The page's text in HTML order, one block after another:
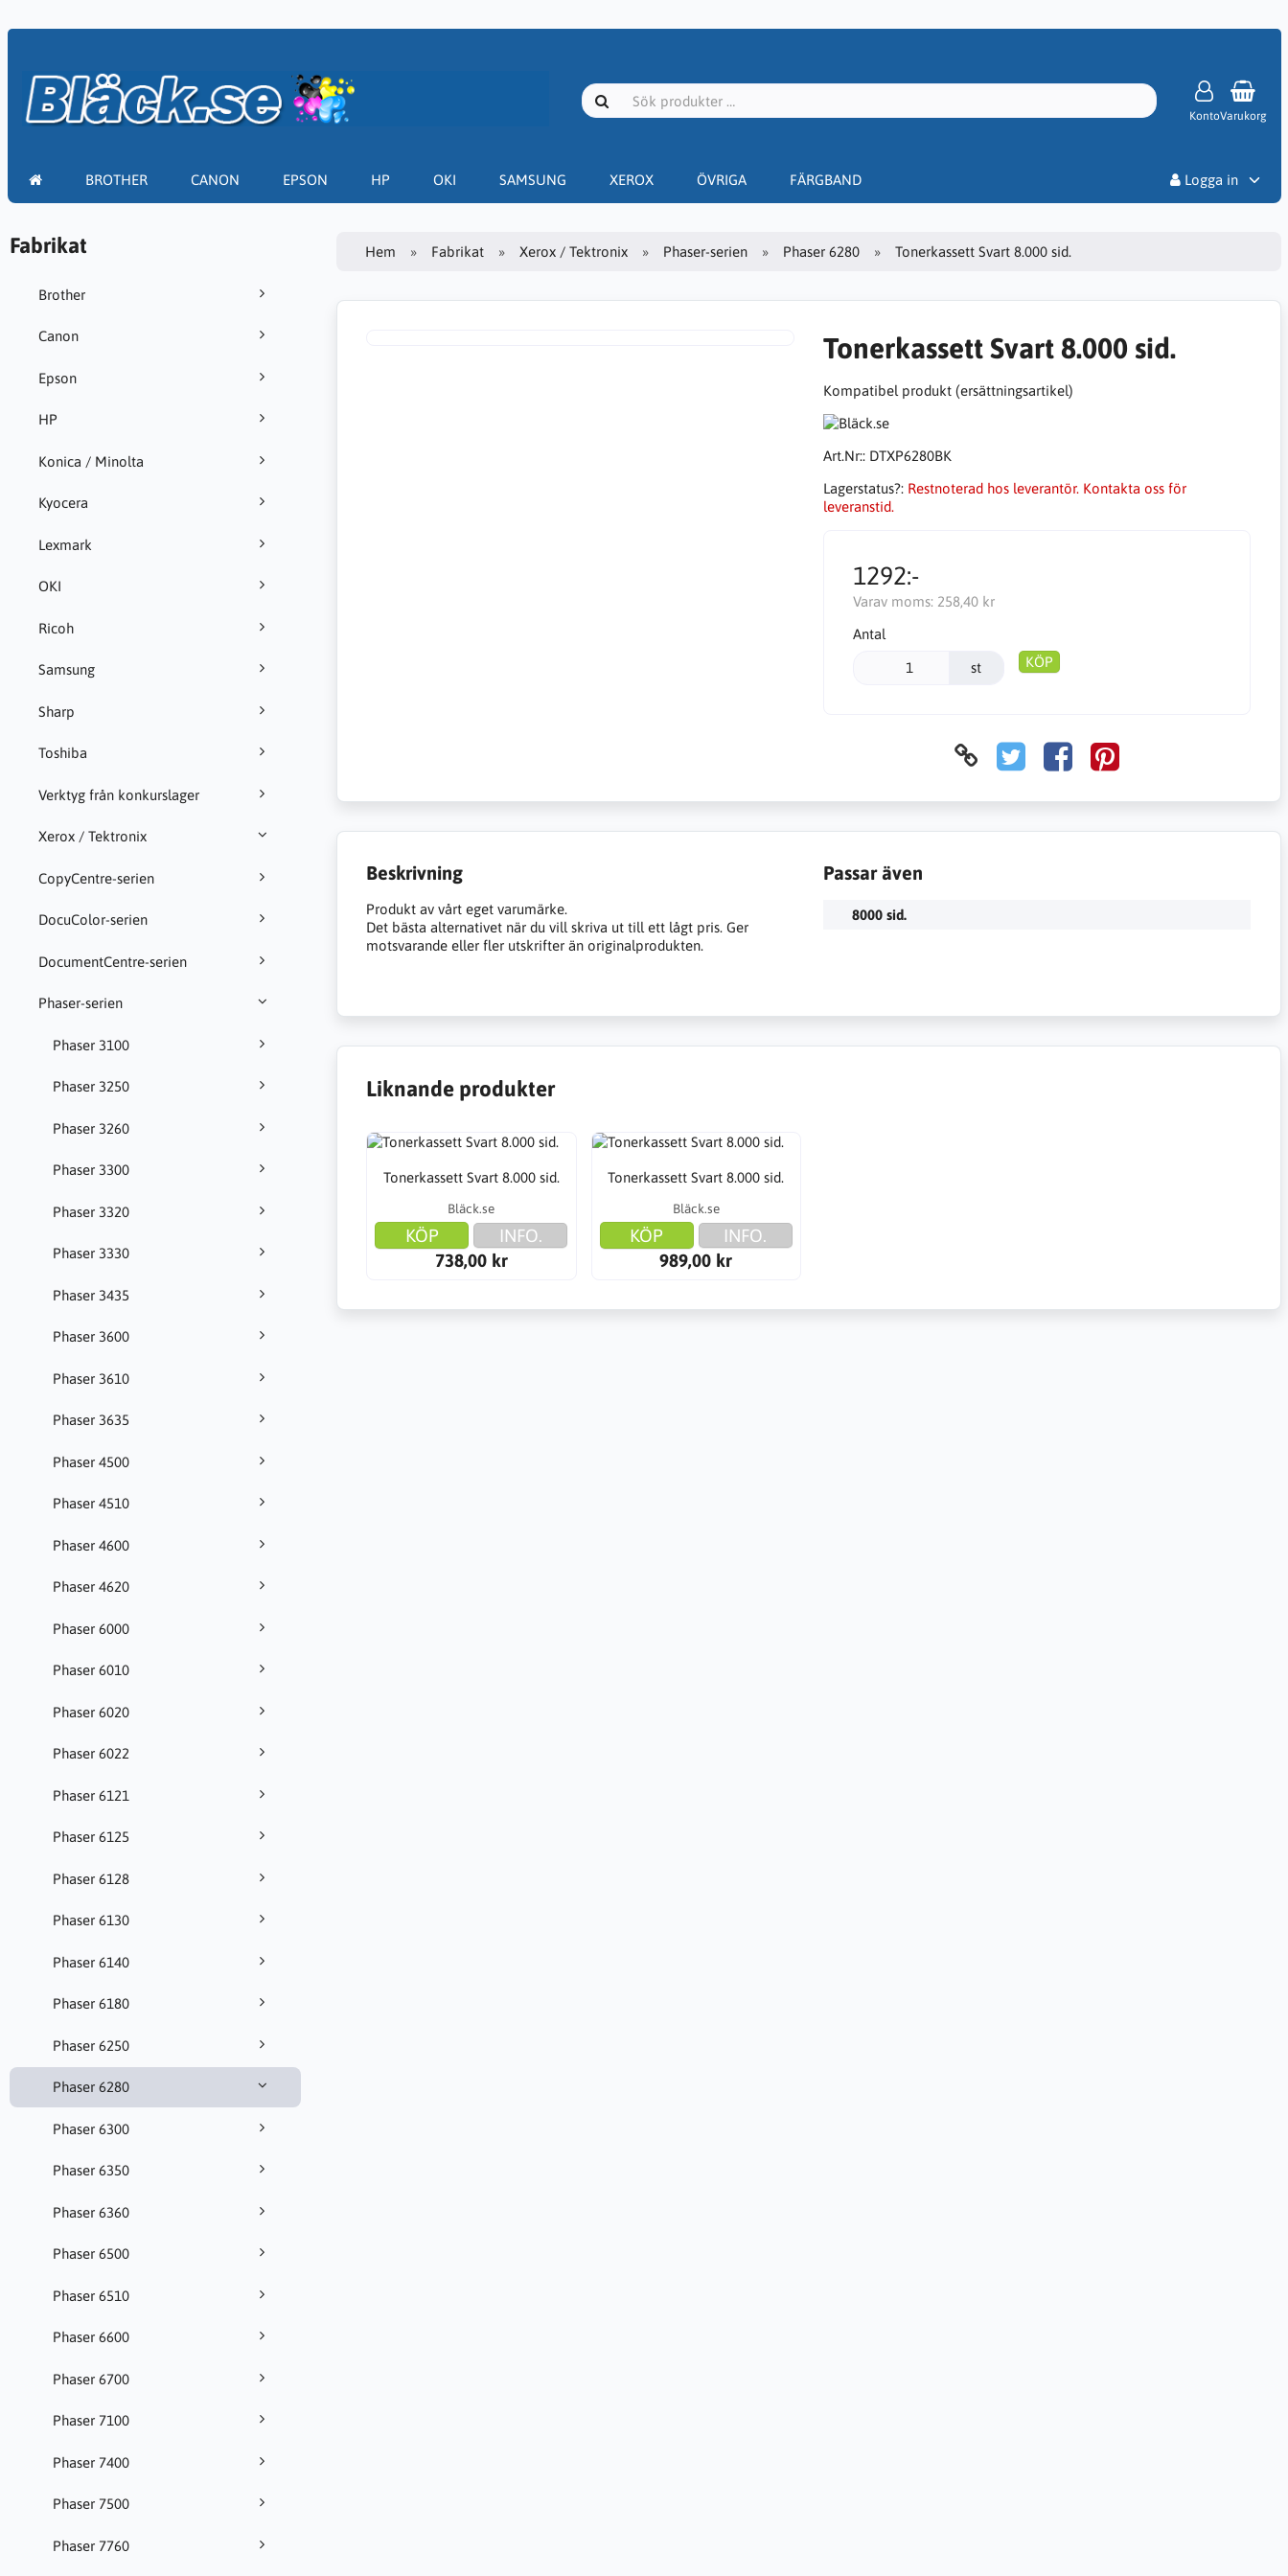
KontoVarukorg
BROTHER CANON EPSON HP OKI SAMSUNG XEROX ÖVRIGA FÄRGBAND
Logga in
Fabrikat
Brother
Canon
Epson
HP
Konica / Minolta
Kyocera
Lexmark
OKI
Ricoh
Samsung
Sharp
Toshiba
Verktyg från konkurslager
Xerox / Tektronix
CopyCentre-serien
DocuColor-serien
DocumentCentre-serien
Phaser-serien
Phaser 3100
Phaser 3250
Phaser 3260
Phaser 3300
Phaser 3320
Phaser 3330
Phaser 3435
Phaser 3600
Phaser 3610
Phaser 3635
Phaser 4500
Phaser 4510
Phaser 4600
Phaser 4620
Phaser 6000
Phaser 6010
Phaser 6020
Phaser 6022
Phaser 6121
Phaser 6125
Phaser 6128
Phaser 6130
Phaser 6140
Phaser 6180
Phaser 6250
Phaser 6280
Phaser 6300
Phaser 6350
Phaser 6360
Phaser 6500
Phaser 6510
Phaser 6600
Phaser 6700
Phaser 7100
Phaser 7400
Phaser 7500
Phaser 7760
Hem Fabrikat Xerox / Tektronix Phaser-serien Phaser 6280 Tonerkassett Svart 8.000 sid.
Tonerkassett Svart 8.000 sid.
Kompatibel produkt (ersättningsartikel)
Art.Nr:: DTXP6280BK
Lagerstatus?: Restnoterad hos leverantör. Kontakta oss för
leveranstid.
1292:-
Varav moms: 258,40 kr
Antal
st KÖP
Beskrivning
Produkt av vårt eget varumärke.
Det bästa alternativet när du vill skriva ut till ett lågt pris. Ger
motsvarande eller fler utskrifter än originalprodukten.
Passar även
8000 sid.
Liknande produkter
Tonerkassett Svart 8.000 sid.
Bläck.se
KÖP
INFO.
738,00 kr
Tonerkassett Svart 8.000 sid.
Bläck.se
KÖP
INFO.
989,00 kr